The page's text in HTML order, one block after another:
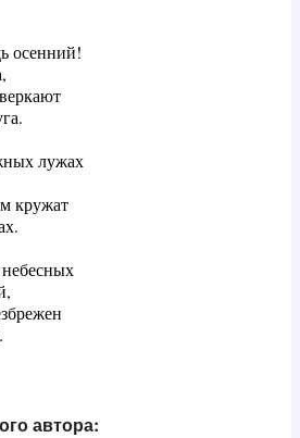
осенний!
лужах
кружат
небесных
автора: